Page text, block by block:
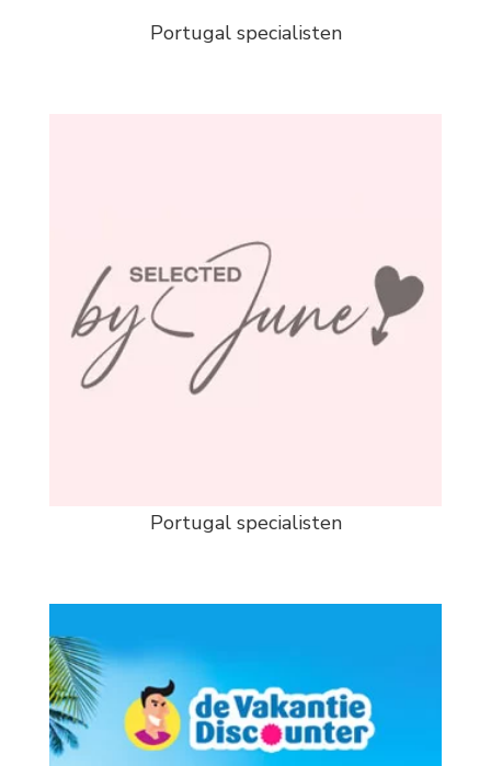
Portugal specialisten
Portugal specialisten